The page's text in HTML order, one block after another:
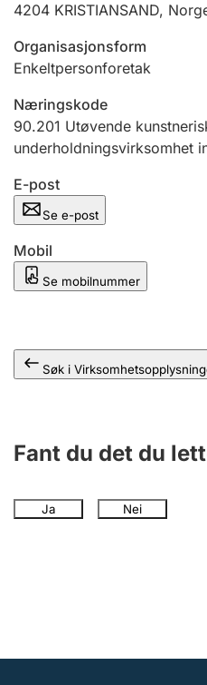
Ektepaktveileder
Offentlig sektor
Andre tema
4204 KRISTIANSAND,
Organisasjonsform
Enkeltpersonforetak
Næringskode
90.201 Utøvende
underholdningsvirksomhet
E-post
Se e-post
Mobil
Se mobilnummer
Søk i
Fant du det du
Ja Nei